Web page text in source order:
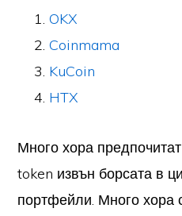
OKX
Coinmama
KuCoin
HTX
Много хора
token извън борсата в
портфейли. Много хора